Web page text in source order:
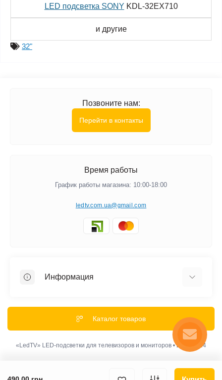
LED подсветка SONY KDL-32EX710
и другие
32"
Позвоните нам:
Перейти в контакты
Время работы
График работы магазина: 10:00-18:00
ledtv.com.ua@gmail.com
Информация
Обмен и Возврат
Оплата
Каталог товаров
«LedTV» LED-подсветки для телевизоров и мониторов • 2012-2024